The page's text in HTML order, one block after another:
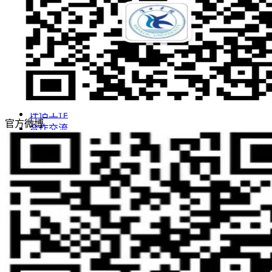
敢为人先 实事求是
志存高远 追求卓越
招生网
就业网
领导关怀
评估工作
合作交流
学校概况
学校简介
学校董事长
现任领导
学校董事会
名誉校长
学校顾问
校徽校训
官方微博